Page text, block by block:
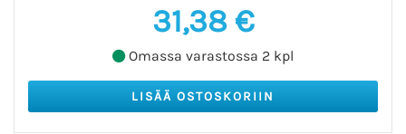
31,38 €
Omassa varastossa 2 kpl